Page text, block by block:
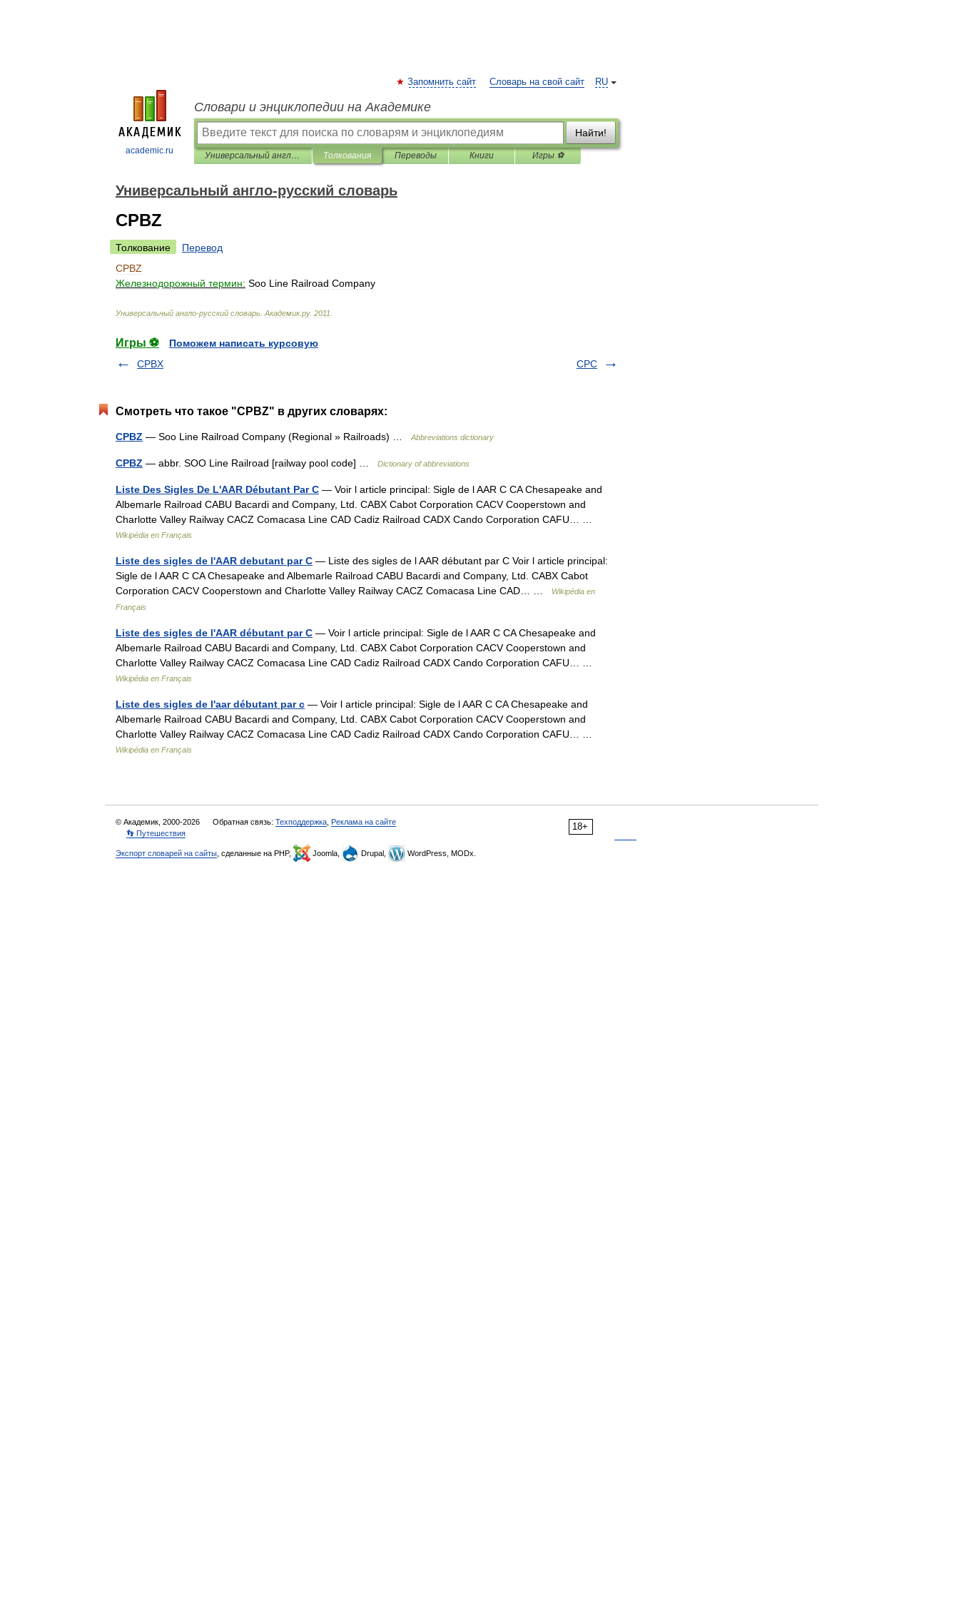
academic.ru
RU
Запомнить сайт Словарь на свой сайт
Словари и энциклопедии на Академике
Найти!
Универсальный англо-русский словарь Толкования Переводы Книги Игры ⚽
Универсальный англо-русский словарь
CPBZ
Толкование
Перевод
CPBZ
Железнодорожный термин: Soo Line Railroad Company
Универсальный англо-русский словарь Академик.ру. 2011
Игры ⚽
Поможем написать курсовую
CPBX
CPC
Смотреть что такое "CPBZ" в других словарях:
CPBZ — Soo Line Railroad Company (Regional » Railroads) … Abbreviations dictionary
CPBZ — abbr. SOO Line Railroad [railway pool code] … Dictionary of abbreviations
Liste Des Sigles De L'AAR Débutant Par C — Voir l article principal: Sigle de l AAR C CA Chesapeake and
Albemarle Railroad CABU Bacardi and Company, Ltd. CABX Cabot Corporation CACV Cooperstown and
Charlotte Valley Railway CACZ Comacasa Line CAD Cadiz Railroad CADX Cando Corporation CAFU… …
Wikipédia en Français
Liste des sigles de l'AAR debutant par C — Liste des sigles de l AAR débutant par C Voir l article principal:
Sigle de l AAR C CA Chesapeake and Albemarle Railroad CABU Bacardi and Company, Ltd. CABX Cabot
Corporation CACV Cooperstown and Charlotte Valley Railway CACZ Comacasa Line CAD… …
Wikipédia en
Français
Liste des sigles de l'AAR débutant par C — Voir l article principal: Sigle de l AAR C CA Chesapeake and
Albemarle Railroad CABU Bacardi and Company, Ltd. CABX Cabot Corporation CACV Cooperstown and
Charlotte Valley Railway CACZ Comacasa Line CAD Cadiz Railroad CADX Cando Corporation CAFU… …
Wikipédia en Français
Liste des sigles de l'aar débutant par c — Voir l article principal: Sigle de l AAR C CA Chesapeake and
Albemarle Railroad CABU Bacardi and Company, Ltd. CABX Cabot Corporation CACV Cooperstown and
Charlotte Valley Railway CACZ Comacasa Line CAD Cadiz Railroad CADX Cando Corporation CAFU… …
Wikipédia en Français
18+
© Академик, 2000-2026 Обратная связь: Техподдержка Реклама на сайте
👣 Путешествия
Экспорт словарей на сайты , сделанные на PHP, Joomla, Drupal, WordPress, MODx.